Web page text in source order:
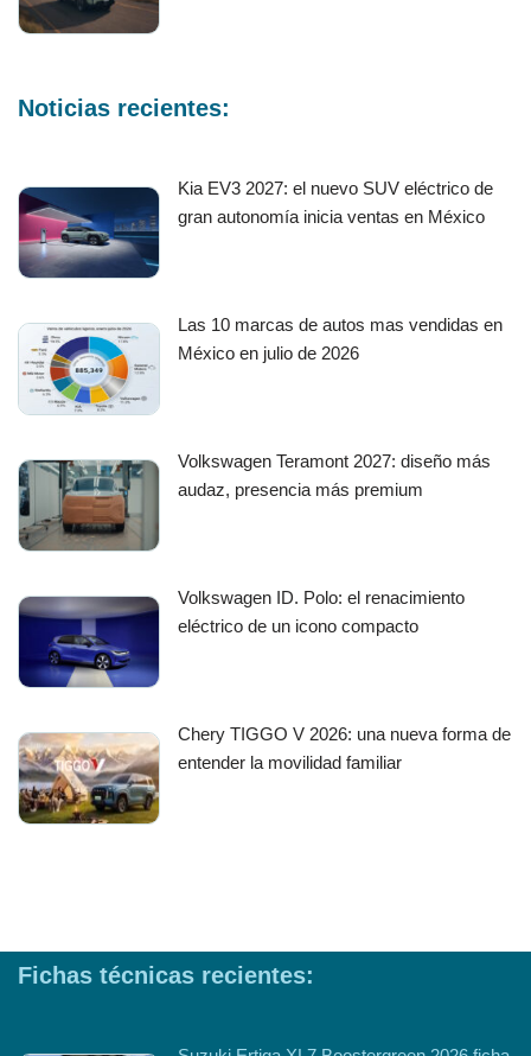
Noticias recientes:
Kia EV3 2027: el nuevo SUV eléctrico de
gran autonomía inicia ventas en México
Las 10 marcas de autos mas vendidas en
México en julio de 2026
Volkswagen Teramont 2027: diseño más
audaz, presencia más premium
Volkswagen ID. Polo: el renacimiento
eléctrico de un icono compacto
Chery TIGGO V 2026: una nueva forma de
entender la movilidad familiar
Fichas técnicas recientes: